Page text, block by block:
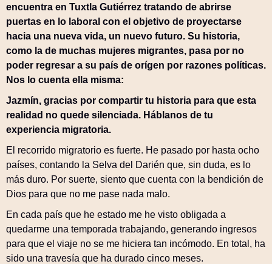
encuentra en Tuxtla Gutiérrez tratando de abrirse
puertas en lo laboral con el objetivo de proyectarse
hacia una nueva vida, un nuevo futuro. Su historia,
como la de muchas mujeres migrantes, pasa por no
poder regresar a su país de orígen por razones políticas.
Nos lo cuenta ella misma:
Jazmín, gracias por compartir tu historia para que esta
realidad no quede silenciada. Háblanos de tu
experiencia migratoria.
El recorrido migratorio es fuerte. He pasado por hasta ocho
países, contando la Selva del Darién que, sin duda, es lo
más duro. Por suerte, siento que cuenta con la bendición de
Dios para que no me pase nada malo.
En cada país que he estado me he visto obligada a
quedarme una temporada trabajando, generando ingresos
para que el viaje no se me hiciera tan incómodo. En total, ha
sido una travesía que ha durado cinco meses.